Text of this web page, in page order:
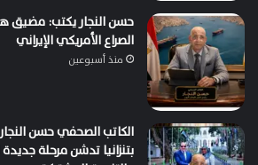
حسن النجار يكتب: مضيق
الصراع الأمريكي الإيراني
منذ أسبوعين
الكاتب الصحفي حسن
بتنزانيا تدشن مرحلة جديدة